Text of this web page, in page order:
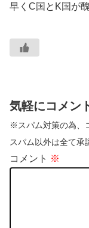
早くC国とK国が
気軽にコメン
※スパム対策の為、
スパム以外は全て承
コメント ※